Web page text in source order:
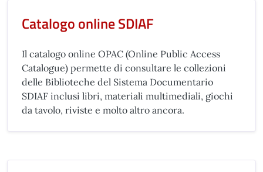
Catalogo online SDIAF
Il catalogo online OPAC (Online Public Access
Catalogue) permette di consultare le collezioni
delle Biblioteche del Sistema Documentario
SDIAF inclusi libri, materiali multimediali, giochi
da tavolo, riviste e molto altro ancora.